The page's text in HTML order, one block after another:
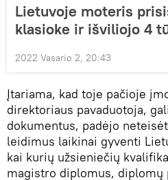
Lietuvoje moteris
klasioke ir išviliojo 4
2022 Vasario 2, 20:43
Įtariama, kad toje pačioje
direktoriaus pavaduotoja,
dokumentus, padėjo
leidimus laikinai gyventi
kai kurių užsieniečių
magistro diplomus,